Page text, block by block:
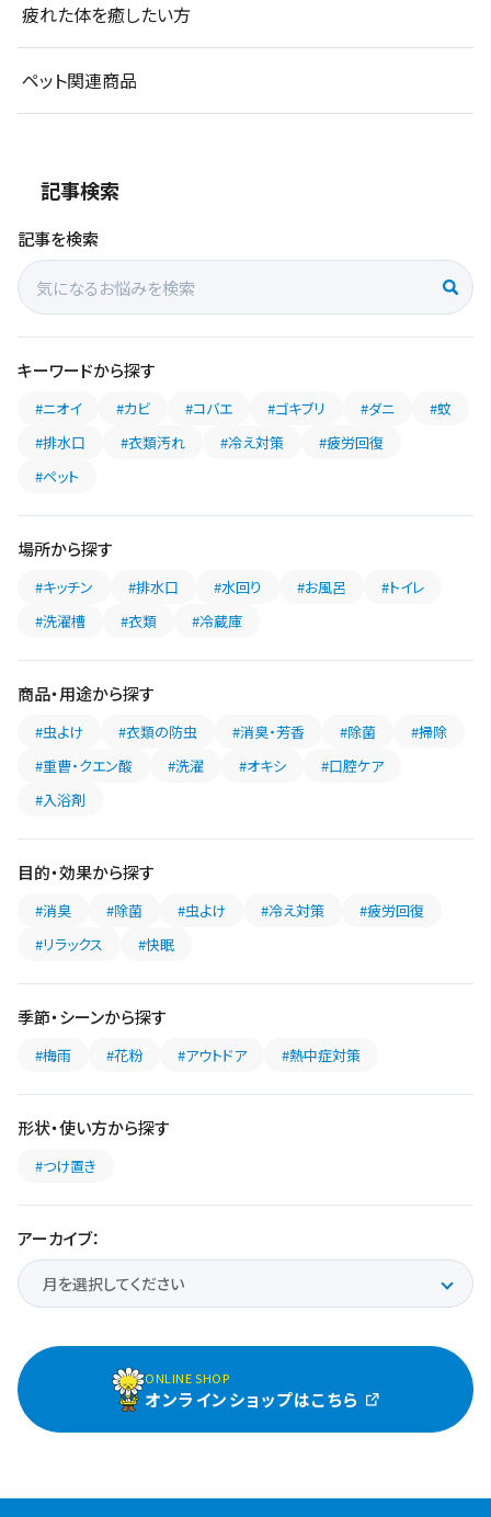
疲れた体を癒したい方
ペット関連商品
記事検索
記事を検索
キーワードから探す
#ニオイ #カビ #コバエ #ゴキブリ #ダニ
#蚊
#排水口
#衣類汚れ #冷え対策
#疲労回復
#ペット
場所から探す
#キッチン #排水口 #水回り #お風呂
#トイレ
#洗濯槽
#衣類 #冷蔵庫
商品・用途から探す
#虫よけ #衣類の防虫 #消臭・芳香 #除菌
#掃除
#重曹・クエン酸
#洗濯 #オキシ
#口腔ケア
#入浴剤
目的・効果から探す
#消臭 #除菌 #虫よけ #冷え対策
#疲労回復
#リラックス
#快眠
季節・シーンから探す
#梅雨 #花粉 #アウトドア #熱中症対策
形状・使い方から探す
#つけ置き
アーカイブ：
ONLINE SHOP
オンラインショップはこちら